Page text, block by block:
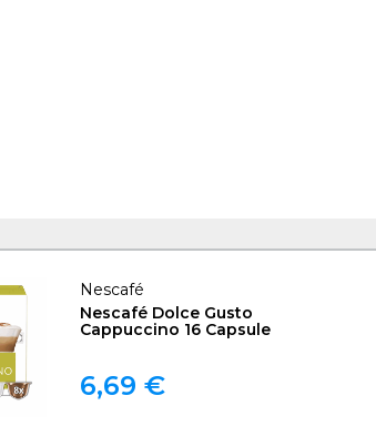
Nescafé
Nescafé Dolce Gusto
Cappuccino 16 Capsule
6,69 €